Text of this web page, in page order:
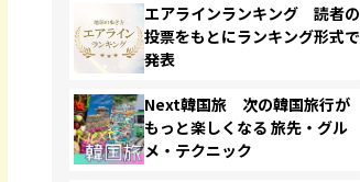
エアラインランキング 読者の
投票をもとにランキング形式で
発表
Next韓国旅 次の韓国旅行が
もっと楽しくなる 旅先・グル
メ・テクニック